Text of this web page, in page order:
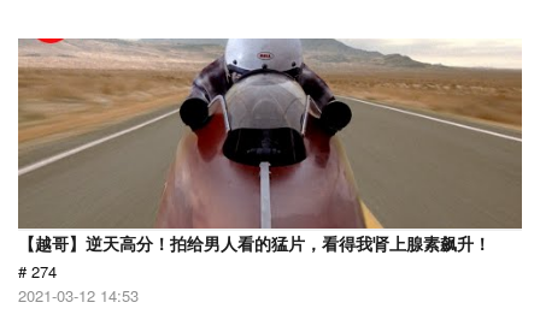
【越哥】逆天高分！拍给男人看的猛片，看得我肾上腺素飙升！
# 274
2021-03-12 14:53